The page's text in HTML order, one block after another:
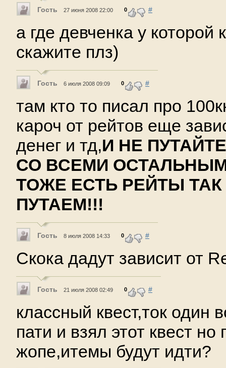
Гость 27 июня 2008 22:00 0 #
а где девченка у которой
скажите плз)
Гость 6 июля 2008 09:09 0 #
там кто то писал про
кароч от рейтов еще
денег и тд,И НЕ
СО ВСЕМИ
ТОЖЕ ЕСТЬ РЕЙТЫ ТАК
ПУТАЕМ!!!
Гость 8 июля 2008 14:33 0 #
Скока дадут зависит от
Гость 21 июля 2008 02:49 0 #
классный квест,ток один
пати и взял этот квест
жопе,итемы будут идти?